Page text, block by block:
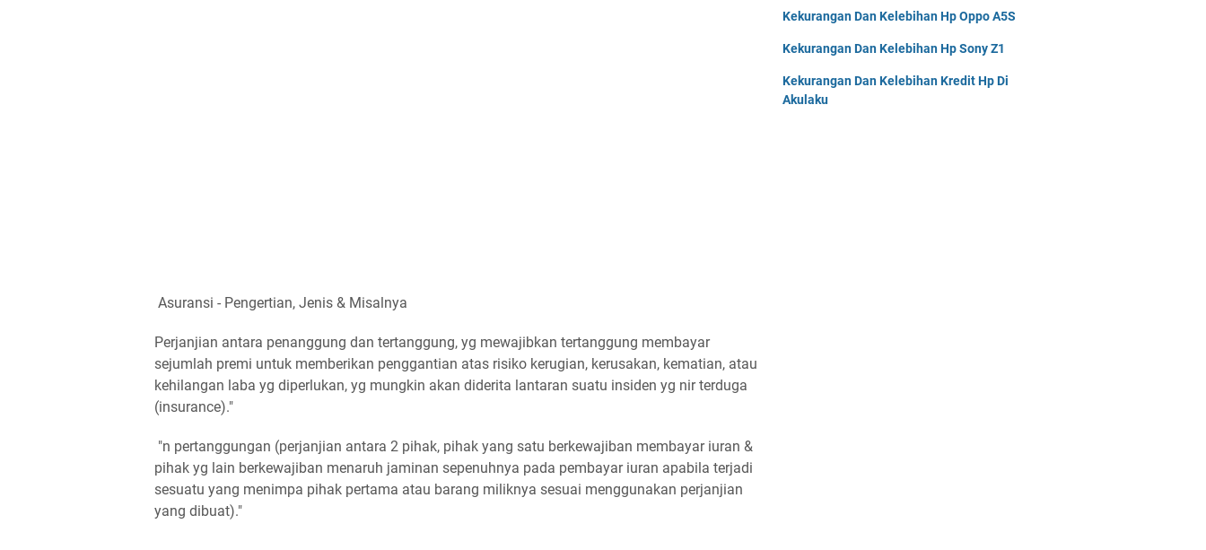
Asuransi - Pengertian, Jenis & Misalnya
Perjanjian antara penanggung dan tertanggung, yg mewajibkan tertanggung membayar
sejumlah premi untuk memberikan penggantian atas risiko kerugian, kerusakan, kematian, atau
kehilangan laba yg diperlukan, yg mungkin akan diderita lantaran suatu insiden yg nir terduga
(insurance)."
"n pertanggungan (perjanjian antara 2 pihak, pihak yang satu berkewajiban membayar iuran &
pihak yg lain berkewajiban menaruh jaminan sepenuhnya pada pembayar iuran apabila terjadi
sesuatu yang menimpa pihak pertama atau barang miliknya sesuai menggunakan perjanjian
yang dibuat)."
Kekurangan Dan Kelebihan Hp Oppo A5S
Kekurangan Dan Kelebihan Hp Sony Z1
Kekurangan Dan Kelebihan Kredit Hp Di
Akulaku